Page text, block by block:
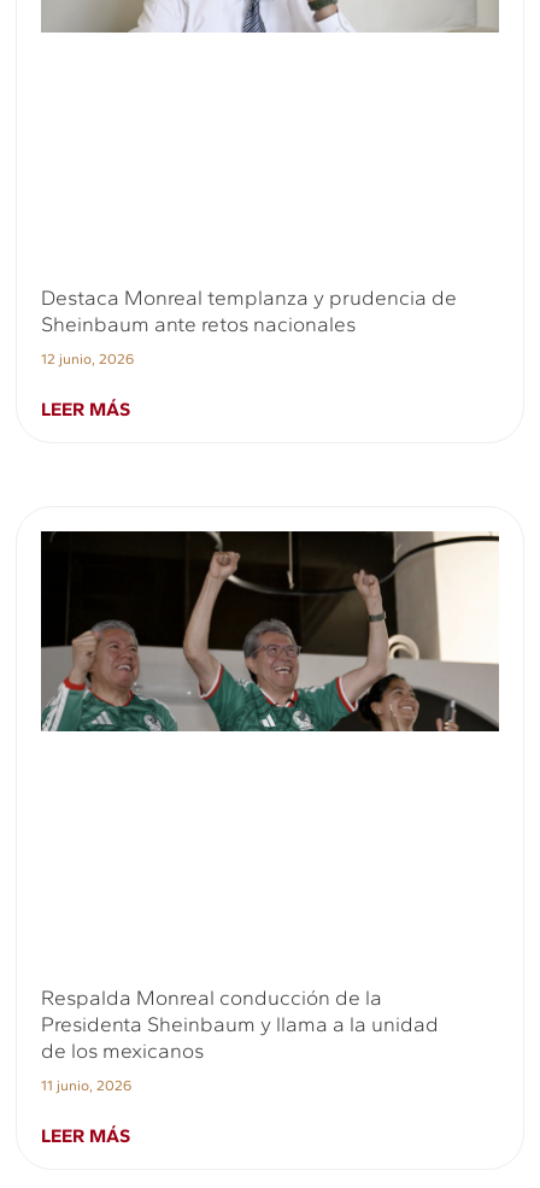
Destaca Monreal templanza y prudencia de
Sheinbaum ante retos nacionales
12 junio, 2026
LEER MÁS
Respalda Monreal conducción de la
Presidenta Sheinbaum y llama a la unidad
de los mexicanos
11 junio, 2026
LEER MÁS